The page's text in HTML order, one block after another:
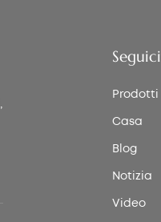
Seguici
Prodotti
Casa
Blog
Notizia
Video